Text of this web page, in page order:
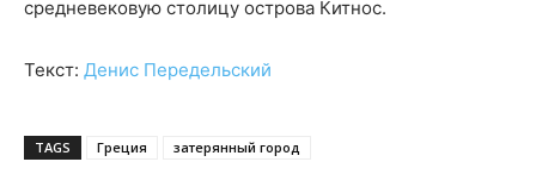
средневековую столицу острова Китнос.
Текст: Денис Передельский
TAGS Греция затерянный город